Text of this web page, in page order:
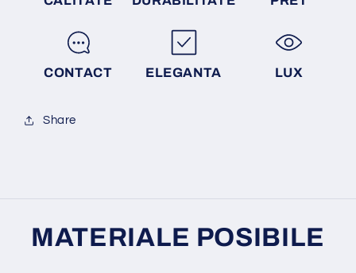
CONTACT ELEGANTA LUX
Share
MATERIALE POSIBILE